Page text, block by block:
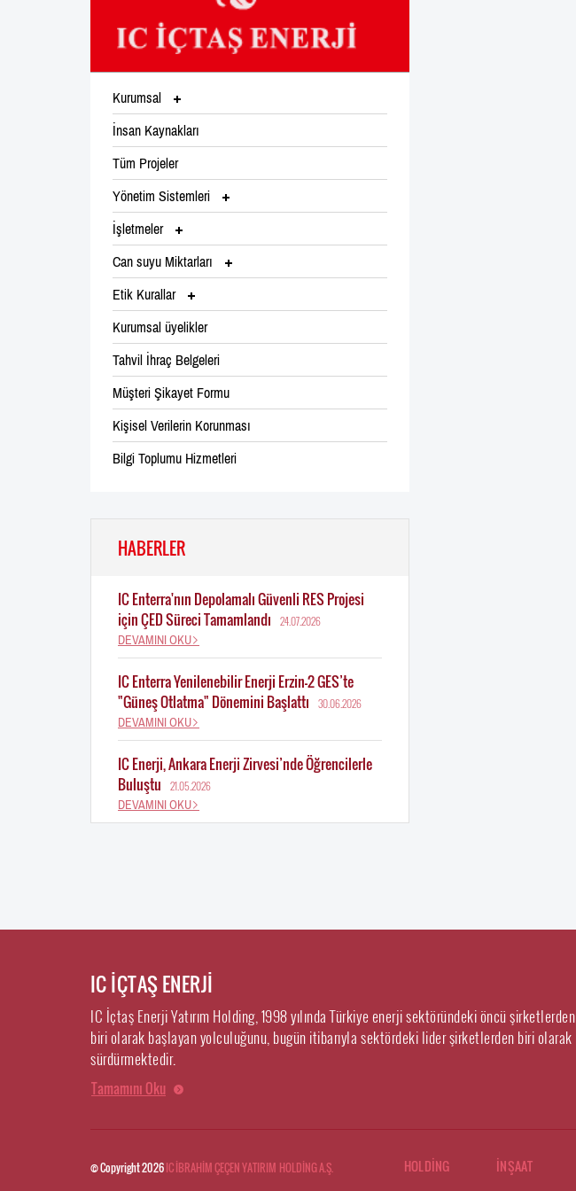
Kurumsal
İnsan Kaynakları
Tüm Projeler
Yönetim Sistemleri
İşletmeler
Can suyu Miktarları
Etik Kurallar
Kurumsal üyelikler
Tahvil İhraç Belgeleri
Müşteri Şikayet Formu
Kişisel Verilerin Korunması
Bilgi Toplumu Hizmetleri
HABERLER
IC Enterra'nın Depolamalı Güvenli RES Projesi
için ÇED Süreci Tamamlandı
24.07.2026
DEVAMINI OKU
IC Enterra Yenilenebilir Enerji Erzin-2 GES’te
"Güneş Otlatma" Dönemini Başlattı
30.06.2026
DEVAMINI OKU
IC Enerji, Ankara Enerji Zirvesi’nde Öğrencilerle
Buluştu
21.05.2026
DEVAMINI OKU
IC İÇTAŞ ENERJİ
IC İçtaş Enerji Yatırım Holding, 1998 yılında Türkiye enerji sektöründeki öncü şirketlerden
biri olarak başlayan yolculuğunu, bugün itibarıyla sektördeki lider şirketlerden biri olarak
sürdürmektedir.
Tamamını Oku
© Copyright 2026IC İBRAHİM ÇEÇEN YATIRIM HOLDİNG A.Ş. HOLDİNG İNŞAAT